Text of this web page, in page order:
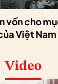
vốn cho
Việt Nam
Video